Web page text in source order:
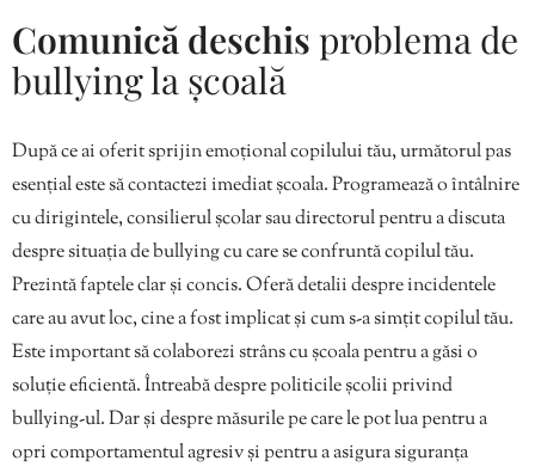
Comunică deschis problema de
bullying la școală
După ce ai oferit sprijin emoțional copilului tău, următorul pas
esențial este să contactezi imediat școala. Programează o întâlnire
cu dirigintele, consilierul școlar sau directorul pentru a discuta
despre situația de bullying cu care se confruntă copilul tău.
Prezintă faptele clar și concis. Oferă detalii despre incidentele
care au avut loc, cine a fost implicat și cum s-a simțit copilul tău.
Este important să colaborezi strâns cu școala pentru a găsi o
soluție eficientă. Întreabă despre politicile școlii privind
bullying-ul. Dar și despre măsurile pe care le pot lua pentru a
opri comportamentul agresiv și pentru a asigura siguranța